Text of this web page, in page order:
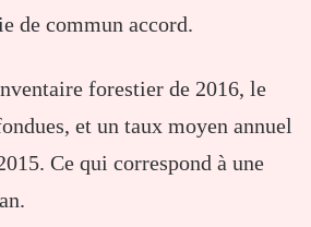
de commun accord.
forestier de 2016, le
et un taux moyen annuel
Ce qui correspond à une